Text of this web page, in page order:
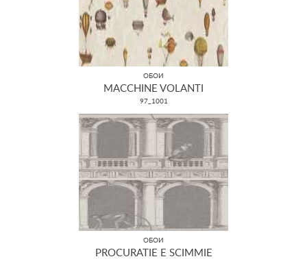
ОБОИ
MACCHINE VOLANTI
97_1001
ОБОИ
PROCURATIE E SCIMMIE